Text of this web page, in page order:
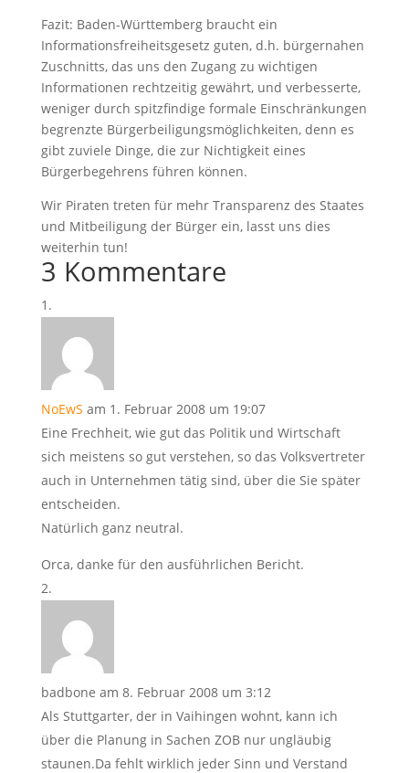
Fazit: Baden-Württemberg braucht ein
Informationsfreiheitsgesetz guten, d.h. bürgernahen
Zuschnitts, das uns den Zugang zu wichtigen
Informationen rechtzeitig gewährt, und verbesserte,
weniger durch spitzfindige formale Einschränkungen
begrenzte Bürgerbeiligungsmöglichkeiten, denn es
gibt zuviele Dinge, die zur Nichtigkeit eines
Bürgerbegehrens führen können.
Wir Piraten treten für mehr Transparenz des Staates
und Mitbeiligung der Bürger ein, lasst uns dies
weiterhin tun!
3 Kommentare
NoEwS am 1. Februar 2008 um 19:07
Eine Frechheit, wie gut das Politik und Wirtschaft
sich meistens so gut verstehen, so das Volksvertreter
auch in Unternehmen tätig sind, über die Sie später
entscheiden.
Natürlich ganz neutral.
Orca, danke für den ausführlichen Bericht.
badbone am 8. Februar 2008 um 3:12
Als Stuttgarter, der in Vaihingen wohnt, kann ich
über die Planung in Sachen ZOB nur ungläubig
staunen.Da fehlt wirklich jeder Sinn und Verstand